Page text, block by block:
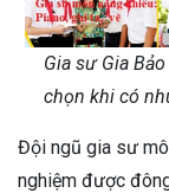
Gia sư Gia
chọn khi có
Đội ngũ gia sư
nghiệm được